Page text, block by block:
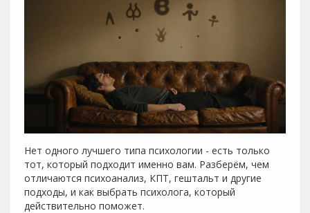
Нет одного лучшего типа психологии - есть только
тот, который подходит именно вам. Разберём, чем
отличаются психоанализ, КПТ, гештальт и другие
подходы, и как выбрать психолога, который
действительно поможет.